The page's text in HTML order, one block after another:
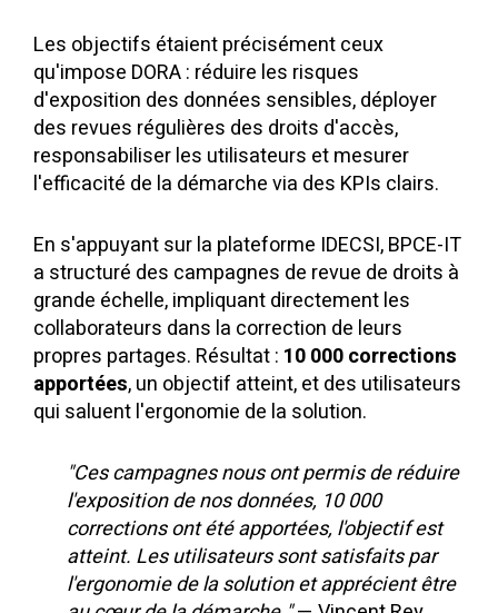
Les objectifs étaient précisément ceux
qu'impose DORA : réduire les risques
d'exposition des données sensibles, déployer
des revues régulières des droits d'accès,
responsabiliser les utilisateurs et mesurer
l'efficacité de la démarche via des KPIs clairs.
En s'appuyant sur la plateforme IDECSI, BPCE-IT
a structuré des campagnes de revue de droits à
grande échelle, impliquant directement les
collaborateurs dans la correction de leurs
propres partages. Résultat : 10 000 corrections
apportées, un objectif atteint, et des utilisateurs
qui saluent l'ergonomie de la solution.
"Ces campagnes nous ont permis de réduire
l'exposition de nos données, 10 000
corrections ont été apportées, l'objectif est
atteint. Les utilisateurs sont satisfaits par
l'ergonomie de la solution et apprécient être